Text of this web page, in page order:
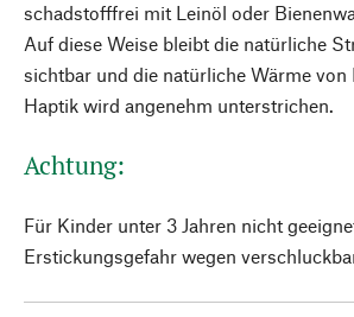
schadstofffrei mit Leinöl oder
Auf diese Weise bleibt die natürliche
sichtbar und die natürliche Wärme von
Haptik wird angenehm unterstrichen.
Achtung:
Für Kinder unter 3 Jahren nicht
Erstickungsgefahr wegen